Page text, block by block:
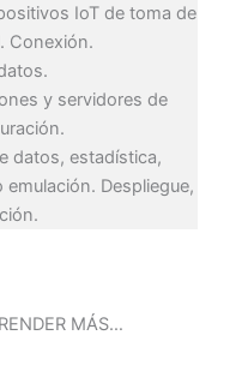
IoT de toma de
Conexión.
y servidores de
datos, estadística,
Despliegue,
MÁS…